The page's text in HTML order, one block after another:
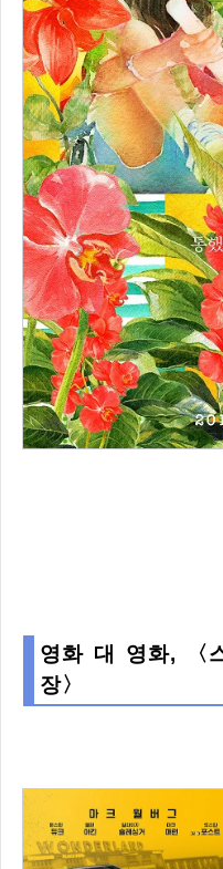
영화 대 영화, 〈
장〉